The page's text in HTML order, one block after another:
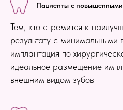
Пациенты с повышенными
Тем, кто стремится к
результату с минимальными
имплантация по
идеальное размещение
внешним видом зубов